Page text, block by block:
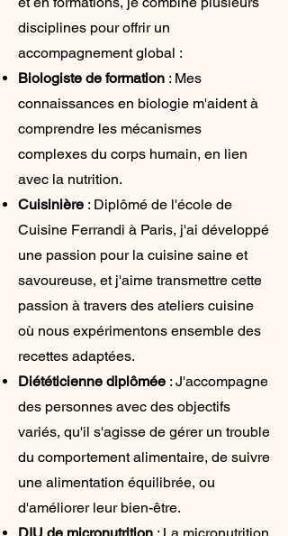
disciplines pour offrir un
accompagnement global :
Biologiste de formation : Mes
connaissances en biologie m'aident à
comprendre les mécanismes
complexes du corps humain, en lien
avec la nutrition.
Cuisinière : Diplômé de l'école de
Cuisine Ferrandi à Paris, j'ai développé
une passion pour la cuisine saine et
savoureuse, et j'aime transmettre cette
passion à travers des ateliers cuisine
où nous expérimentons ensemble des
recettes adaptées.
Diététicienne diplômée : J'accompagne
des personnes avec des objectifs
variés, qu'il s'agisse de gérer un trouble
du comportement alimentaire, de suivre
une alimentation équilibrée, ou
d'améliorer leur bien-être.